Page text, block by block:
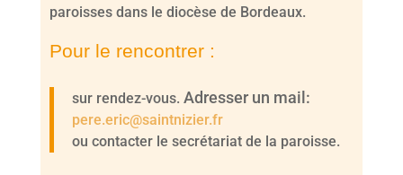
paroisses dans le diocèse de Bordeaux.
Pour le rencontrer :
sur rendez-vous. Adresser un mail:
pere.eric@saintnizier.fr
ou contacter le secrétariat de la paroisse.